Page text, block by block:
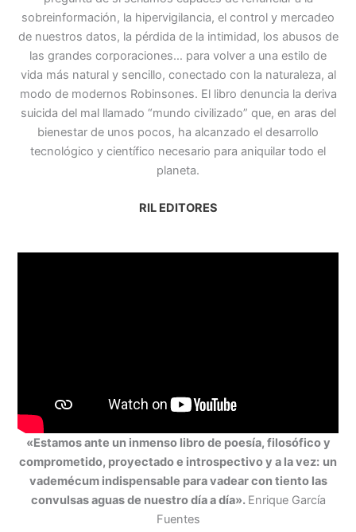
sobreinformación, la hipervigilancia, el control y mercadeo
de nuestros datos, la pérdida de la intimidad, los abusos de
las grandes corporaciones… para volver a una estilo de
vida más natural y sencillo, conectado con la naturaleza, al
modo de modernos Robinsones. El libro denuncia la deriva
suicida del mal llamado “mundo civilizado” que, en aras del
bienestar de unos pocos, ha alcanzado el desarrollo
tecnológico y científico necesario para aniquilar todo el
planeta.
RIL EDITORES
«Estamos ante un inmenso libro de poesía, filosófico y
comprometido, proyectado e introspectivo y a la vez: un
vademécum indispensable para vadear con tiento las
convulsas aguas de nuestro día a día». Enrique García
Fuentes